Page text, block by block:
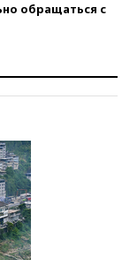
обращаться с